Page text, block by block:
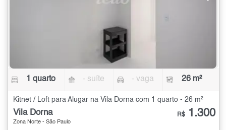
1 quarto - suíte - vaga 26 m²
Kitnet / Loft para Alugar na Vila Dorna com 1 quarto - 26 m²
Vila Dorna
Zona Norte - São Paulo
R$ 1.300